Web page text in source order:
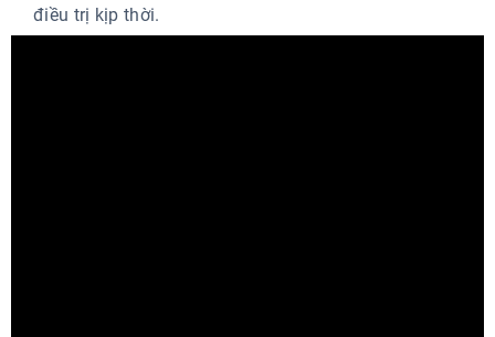
điều trị kịp thời.